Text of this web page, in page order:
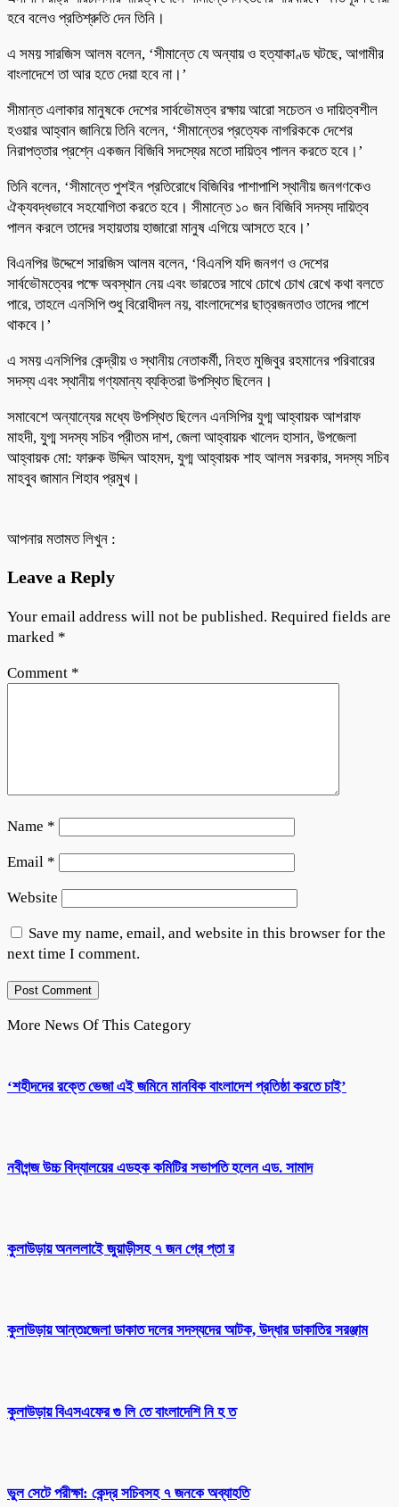
হবে বলেও প্রতিশ্রুতি দেন তিনি।
এ সময় সারজিস আলম বলেন, ‘সীমান্তে যে অন্যায় ও হত্যাকাণ্ড ঘটছে, আগামীর
বাংলাদেশে তা আর হতে দেয়া হবে না।’
সীমান্ত এলাকার মানুষকে দেশের সার্বভৌমত্ব রক্ষায় আরো সচেতন ও দায়িত্বশীল
হওয়ার আহ্বান জানিয়ে তিনি বলেন, ‘সীমান্তের প্রত্যেক নাগরিককে দেশের
নিরাপত্তার প্রশ্নে একজন বিজিবি সদস্যের মতো দায়িত্ব পালন করতে হবে।’
তিনি বলেন, ‘সীমান্তে পুশইন প্রতিরোধে বিজিবির পাশাপাশি স্থানীয় জনগণকেও
ঐক্যবদ্ধভাবে সহযোগিতা করতে হবে। সীমান্তে ১০ জন বিজিবি সদস্য দায়িত্ব
পালন করলে তাদের সহায়তায় হাজারো মানুষ এগিয়ে আসতে হবে।’
বিএনপির উদ্দেশে সারজিস আলম বলেন, ‘বিএনপি যদি জনগণ ও দেশের
সার্বভৌমত্বের পক্ষে অবস্থান নেয় এবং ভারতের সাথে চোখে চোখ রেখে কথা বলতে
পারে, তাহলে এনসিপি শুধু বিরোধীদল নয়, বাংলাদেশের ছাত্রজনতাও তাদের পাশে
থাকবে।’
এ সময় এনসিপির কেন্দ্রীয় ও স্থানীয় নেতাকর্মী, নিহত মুজিবুর রহমানের পরিবারের
সদস্য এবং স্থানীয় গণ্যমান্য ব্যক্তিরা উপস্থিত ছিলেন।
সমাবেশে অন্যান্যের মধ্যে উপস্থিত ছিলেন এনসিপির যুগ্ম আহ্বায়ক আশরাফ
মাহদী, যুগ্ম সদস্য সচিব প্রীতম দাশ, জেলা আহ্বায়ক খালেদ হাসান, উপজেলা
আহ্বায়ক মো: ফারুক উদ্দিন আহমদ, যুগ্ম আহ্বায়ক শাহ আলম সরকার, সদস্য সচিব
মাহবুব জামান শিহাব প্রমুখ।
আপনার মতামত লিখুন :
Leave a Reply
Your email address will not be published. Required fields are
marked *
Comment *
Name *
Email *
Website
Save my name, email, and website in this browser for the
next time I comment.
More News Of This Category
‘শহীদদের রক্তে ভেজা এই জমিনে মানবিক বাংলাদেশ প্রতিষ্ঠা করতে চাই’
নবীগন্জ উচ্চ বিদ্যালয়ের এডহক কমিটির সভাপতি হলেন এড. সামাদ
কুলাউড়ায় অনললাইে জুয়াড়ীসহ ৭ জন গ্রে প্তা র
কুলাউড়ায় আন্তঃজেলা ডাকাত দলের সদস্যদের আটক, উদ্ধার ডাকাতির সরঞ্জাম
কুলাউড়ায় বিএসএফের গু লি তে বাংলাদেশি নি হ ত
ভুল সেটে পরীক্ষা: কেন্দ্র সচিবসহ ৭ জনকে অব্যাহতি